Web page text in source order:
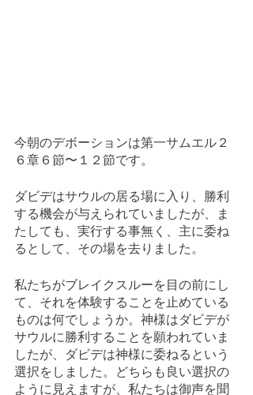
今朝のデボーションは第一サムエル２
６章６節〜１２節です。
ダビデはサウルの居る場に入り、勝利
する機会が与えられていましたが、ま
たしても、実行する事無く、主に委ね
るとして、その場を去りました。
私たちがブレイクスルーを目の前にし
て、それを体験することを止めている
ものは何でしょうか。神様はダビデが
サウルに勝利することを願われていま
したが、ダビデは神様に委ねるという
選択をしました。どちらも良い選択の
ように見えますが、私たちは御声を聞